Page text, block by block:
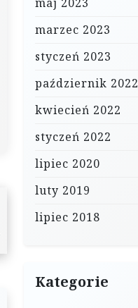
marzec 2023
styczeń 2023
październik 2022
kwiecień 2022
styczeń 2022
lipiec 2020
luty 2019
lipiec 2018
Kategorie